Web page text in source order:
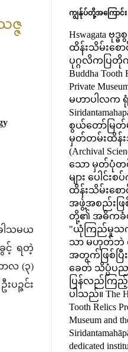
ဇ္ဇ
ါသမယ
ခွင့် ရတဲ့
ာလ (၃)
ပဉ္ဇင်း
ကျွန်ုပ်တို့အကြောင်း
Hswagata ဗုဒ္
ထိန်းသိမ်းစော
ပုဂ္ဂလိကပြတိုက်
Buddha Tooth
Private
မဟာပါလက ရုံ
စွယ်တော်မြတ်
မှတ်တမ်းထိန်
(Archival
သော မှတ်ပုံတင်
များ ပေါင်
ထိန်းသိမ်းစေ
အဖွဲ့အစည်းဖြ
တို့၏ အဓိကခံ
"ယုံကြည်မှု
သာ မဟုတ်ဘဲ
အတွက်ဖြစ်ပြီး
ခေတ် သိပ္ပံပည
ပြန်လည်ကြည့်
ပါသည်။ The
Tooth Relics
Museum and
dedicated